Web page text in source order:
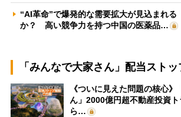
“AI革命”で爆発的な需要拡大が見込まれる
か？ 高い競争力を持つ中国の医薬品…
「みんなで大家さん」配当スト
《ついに見えた問題の核心》
ん」2000億円超不動産投資ト
ら…